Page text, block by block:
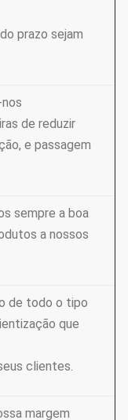
prazo sejam
de reduzir
e passagem
sempre a boa
a nossos
de todo o tipo
que
clientes.
margem